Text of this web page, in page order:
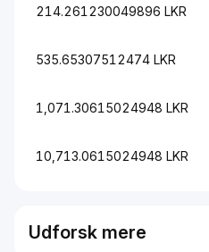
214.261230049896 LKR
535.65307512474 LKR
1,071.30615024948 LKR
10,713.0615024948 LKR
Udforsk mere